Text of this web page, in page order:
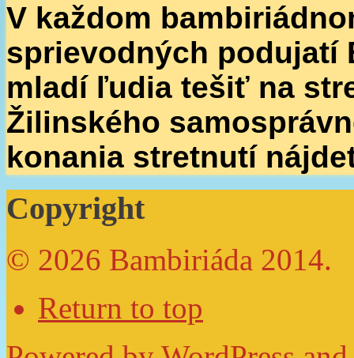
V každom
sprievodných podujatí
mladí ľudia tešiť na
Žilinského
konania stretnutí
Copyright
© 2026 Bambiriáda 2014.
Return to top